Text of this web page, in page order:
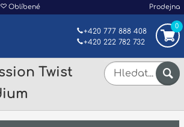
Oblíbené Prodejna
0
+420 777 888 408
+420 222 782 732
Twist